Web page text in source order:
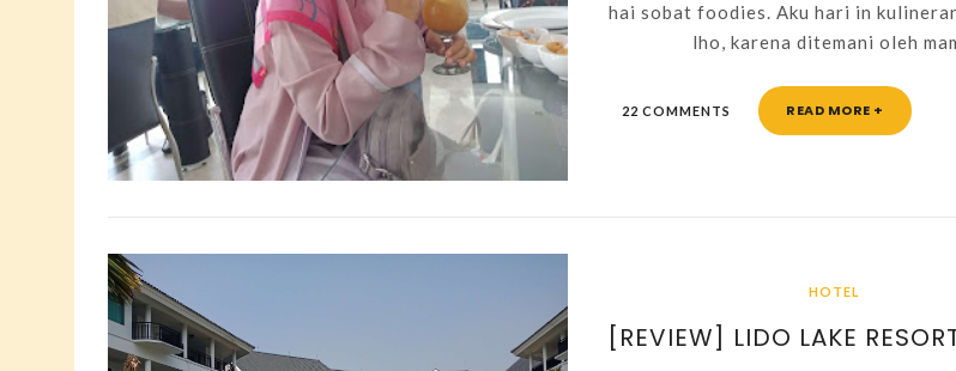
hai sobat foodies. Aku hari in
lho, karena ditemani oleh
22 COMMENTS READ MORE +
HOTEL
[REVIEW] LIDO LAKE